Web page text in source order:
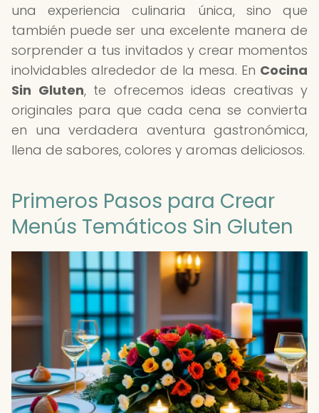
una experiencia culinaria única, sino que
también puede ser una excelente manera de
sorprender a tus invitados y crear momentos
inolvidables alrededor de la mesa. En Cocina
Sin Gluten, te ofrecemos ideas creativas y
originales para que cada cena se convierta
en una verdadera aventura gastronómica,
llena de sabores, colores y aromas deliciosos.
Primeros Pasos para Crear
Menús Temáticos Sin Gluten